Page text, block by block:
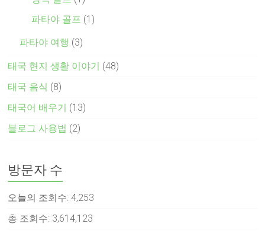
파타야 골프 (1)
파타야 여행 (3)
태국 현지 생활 이야기 (48)
태국 음식 (8)
태국어 배우기 (13)
블로그 사용법 (2)
방문자 수
오늘의 조회수:4,253
총 조회수: 3,614,123